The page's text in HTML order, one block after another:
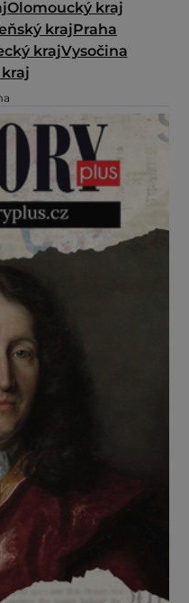
Olomoucký kraj
krajPraha
krajVysočina